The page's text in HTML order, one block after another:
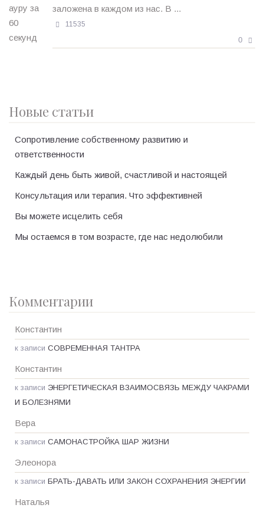
заложена в каждом из нас. В ...
11535
0
Новые статьи
Сопротивление собственному развитию и
ответственности
Каждый день быть живой, счастливой и настоящей
Консультация или терапия. Что эффективней
Вы можете исцелить себя
Мы остаемся в том возрасте, где нас недолюбили
Комментарии
Константин
к записи СОВРЕМЕННАЯ ТАНТРА
Константин
к записи ЭНЕРГЕТИЧЕСКАЯ ВЗАИМОСВЯЗЬ МЕЖДУ ЧАКРАМИ
И БОЛЕЗНЯМИ
Вера
к записи САМОНАСТРОЙКА ШАР ЖИЗНИ
Элеонора
к записи БРАТЬ-ДАВАТЬ ИЛИ ЗАКОН СОХРАНЕНИЯ ЭНЕРГИИ
Наталья